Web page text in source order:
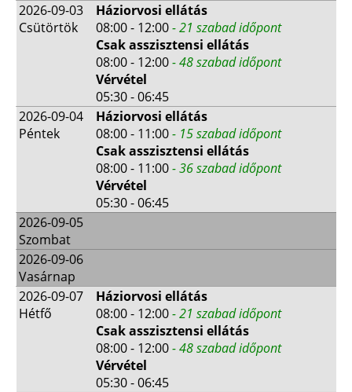
2026-09-03
Csütörtök
Háziorvosi ellátás
08:00 - 12:00- 21 szabad időpont
Csak asszisztensi ellátás
08:00 - 12:00- 48 szabad időpont
Vérvétel
05:30 - 06:45
2026-09-04
Péntek
Háziorvosi ellátás
08:00 - 11:00- 15 szabad időpont
Csak asszisztensi ellátás
08:00 - 11:00- 36 szabad időpont
Vérvétel
05:30 - 06:45
2026-09-05
Szombat
2026-09-06
Vasárnap
2026-09-07
Hétfő
Háziorvosi ellátás
08:00 - 12:00- 21 szabad időpont
Csak asszisztensi ellátás
08:00 - 12:00- 48 szabad időpont
Vérvétel
05:30 - 06:45